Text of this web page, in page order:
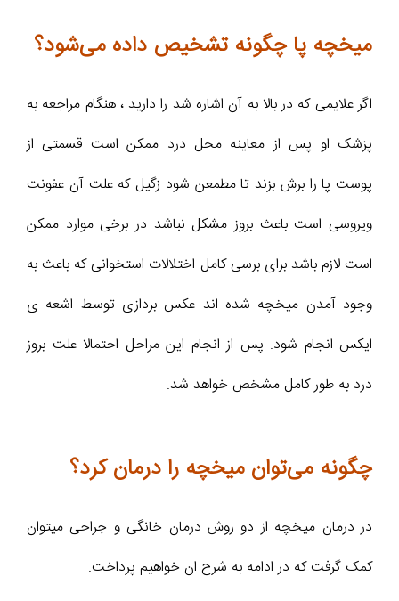
میخچه پا چگونه تشخیص داده می‌شود؟
اگر علایمی که در بالا به آن اشاره شد را دارید ، هنگام مراجعه به
پزشک او پس از معاینه محل درد ممکن است قسمتی از
پوست پا را برش بزند تا مطمعن شود زگیل که علت آن عفونت
ویروسی است باعث بروز مشکل نباشد در برخی موارد ممکن
است لازم باشد برای برسی کامل اختلالات استخوانی که باعث به
وجود آمدن میخچه شده اند عکس بردازی توسط اشعه ی
ایکس انجام شود. پس از انجام این مراحل احتمالا علت بروز
درد به طور کامل مشخص خواهد شد.
چگونه می‌توان میخچه را درمان کرد؟
در درمان میخچه از دو روش درمان خانگی و جراحی میتوان
کمک گرفت که در ادامه به شرح ان خواهیم پرداخت.